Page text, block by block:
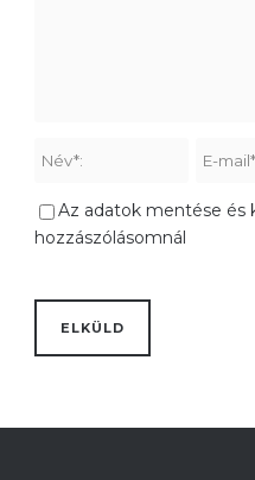
Az adatok mentése és
hozzászólásomnál